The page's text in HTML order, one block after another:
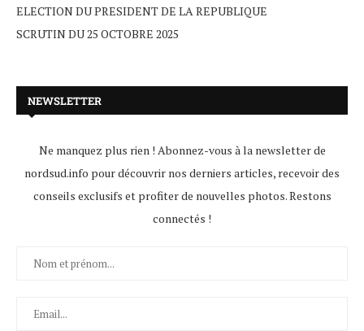
ELECTION DU PRESIDENT DE LA REPUBLIQUE
SCRUTIN DU 25 OCTOBRE 2025
NEWSLETTER
Ne manquez plus rien ! Abonnez-vous à la newsletter de
nordsud.info pour découvrir nos derniers articles, recevoir des
conseils exclusifs et profiter de nouvelles photos. Restons
connectés !